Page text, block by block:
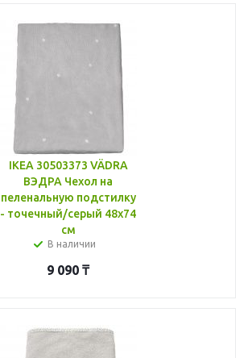
IKEA 30503373 VÄDRA
ВЭДРА Чехол на
пеленальную подстилку
- точечный/серый 48x74
см
В наличии
9 090 ₸